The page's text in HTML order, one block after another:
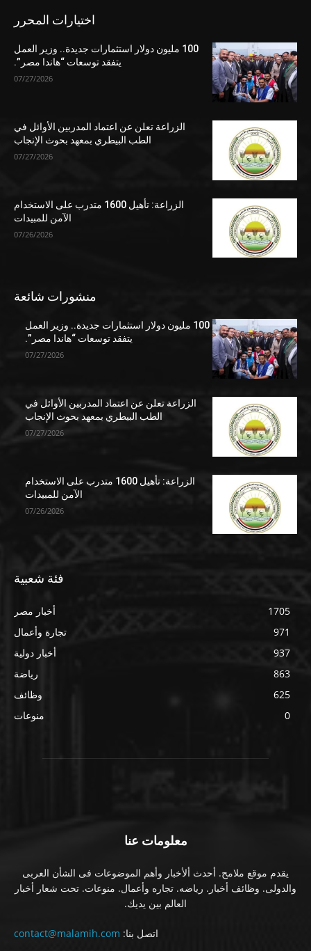
اختيارات المحرر
100 مليون دولار استثمارات جديدة.. وزير العمل
يتفقد توسعات “هاندا مصر”.
07/27/2026
الزراعة تعلن عن اعتماد المدربين الأوائل في
الطب البيطري بمعهد بحوث الإنجاب
07/27/2026
الزراعة: تأهيل 1600 متدرب على الاستخدام
الآمن للمبيدات
07/26/2026
منشورات شائعة
100 مليون دولار استثمارات جديدة.. وزير العمل
يتفقد توسعات “هاندا مصر”.
07/27/2026
الزراعة تعلن عن اعتماد المدربين الأوائل في
الطب البيطري بمعهد بحوث الإنجاب
07/27/2026
الزراعة: تأهيل 1600 متدرب على الاستخدام
الآمن للمبيدات
07/26/2026
فئة شعبية
أخبار مصر
1705
تجارة وأعمال
971
أخبار دولية
937
رياضة
863
وظائف
625
منوعات
0
معلومات عنا
يقدم موقع ملامح. أحدث ألأخبار وأهم الموضوعات فى الشأن العربى
والدولى. وظائف أخبار. رياضه. تجاره وأعمال. منوعات. تحت شعار أخبار
العالم بين يديك.
اتصل بنا: contact@malamih.com